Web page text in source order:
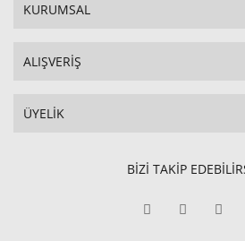
KURUMSAL
ALIŞVERİŞ
ÜYELİK
BİZİ TAKİP